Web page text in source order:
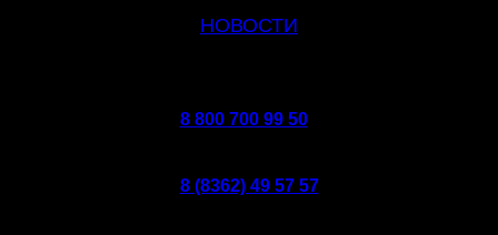
НОВОСТИ
8 800 700 99 50
8 (8362) 49 57 57